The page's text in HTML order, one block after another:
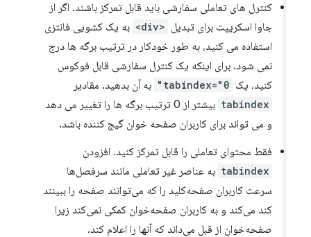
کنترل های تعاملی سفارشی باید قابل تمرکز باشند. اگر از
جاوا اسکریپت برای تبدیل <div>
به یک کشویی فانتزی
استفاده می کنید، به طور خودکار در ترتیب برگه ها درج
نمی شود. برای اینکه یک کنترل سفارشی قابل فوکوس
کنید، یک tabindex="0" به آن بدهید. مقادیر
tabindex
بیشتر از 0 ترتیب برگه ها را تغییر می دهد
و می تواند برای کاربران صفحه خوان گیج کننده باشد.
فقط محتوای تعاملی را قابل تمرکز کنید. افزودن
tabindex به عناصر غیر تعاملی مانند سرفصل‌ها
سرعت کاربران صفحه‌کلید را که می‌توانند صفحه را ببینند
کند می‌کند و به کاربران صفحه‌خوان کمکی نمی‌کند زیرا
صفحه‌خوان از قبل می‌داند که آنها را اعلام کند.